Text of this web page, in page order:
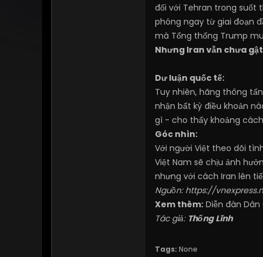
đối với Tehran trong suốt
phóng ngay từ giai đoạn
mà Tổng thống Trump
Nhưng Iran vẫn chưa
Dư luận quốc tế:
Tuy nhiên, hãng thông tấn
nhận bất kỳ điều khoản
gì - cho thấy khoảng
Góc nhìn:
Với người Việt theo dõi
Việt Nam sẽ chịu ảnh
nhưng với cách Iran lên
Nguồn: https://
Xem thêm: Diễn đàn Dân
Tác giả: Thống Lĩnh
Tags: None